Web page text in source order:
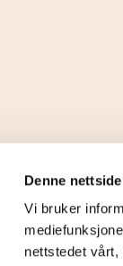
Denne
Vi bruker
nettstedet vårt,